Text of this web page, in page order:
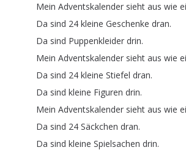
Mein Adventskalender sieht aus wie
Da sind 24 kleine Geschenke dran.
Da sind Puppenkleider drin.
Mein Adventskalender sieht aus wie
Da sind 24 kleine Stiefel dran.
Da sind kleine Figuren drin.
Mein Adventskalender sieht aus wie
Da sind 24 Säckchen dran.
Da sind kleine Spielsachen drin.